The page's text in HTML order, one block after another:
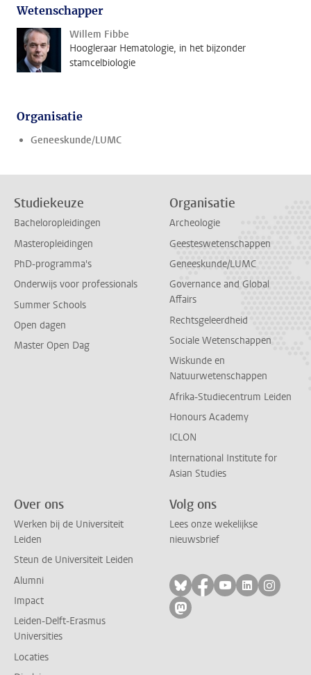
Wetenschapper
Willem Fibbe
Hoogleraar Hematologie, in het bijzonder
stamcelbiologie
Organisatie
Geneeskunde/LUMC
Studiekeuze
Bacheloropleidingen
Masteropleidingen
PhD-programma's
Onderwijs voor professionals
Summer Schools
Open dagen
Master Open Dag
Organisatie
Archeologie
Geesteswetenschappen
Geneeskunde/LUMC
Governance and Global
Affairs
Rechtsgeleerdheid
Sociale Wetenschappen
Wiskunde en
Natuurwetenschappen
Afrika-Studiecentrum Leiden
Honours Academy
ICLON
International Institute for
Asian Studies
Over ons
Werken bij de Universiteit
Leiden
Steun de Universiteit Leiden
Alumni
Impact
Leiden-Delft-Erasmus
Universities
Locaties
Volg ons
Lees onze wekelijkse
nieuwsbrief
Volg ons op bluesky
Volg ons op
Volg ons op
Volg ons
Volg
Volg ons op mastodon